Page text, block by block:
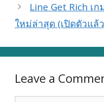
Line Get Rich เ
ใหม่ล่าสุด (เปิดตัวแล้
Leave a